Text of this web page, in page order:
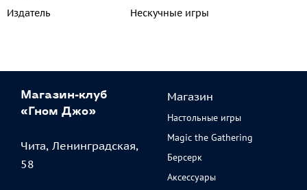
Издатель
Нескучные игры
Магазин-клуб
«Гном Джо»
Чита, Ленинградская,
58
Магазин
Настольные игры
Magic the Gathering
Берсерк
Аксессуары